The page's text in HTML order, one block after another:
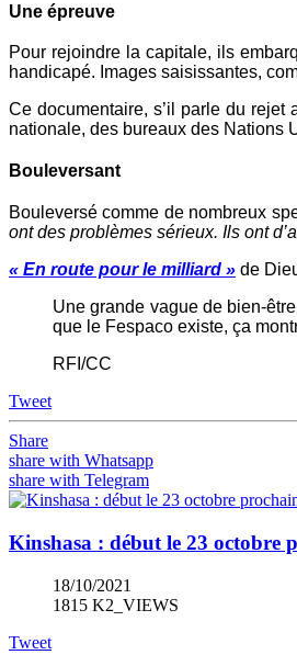
Une épreuve
Pour rejoindre la capitale, ils
handicapé. Images saisissantes,
Ce documentaire, s’il parle du
nationale, des bureaux des Nations
Bouleversant
Bouleversé comme de nombreux
ont des problèmes sérieux. Ils ont
« En route pour le milliard » de
Une grande vague de bien-
que le Fespaco existe, ça
RFI/CC
Tweet
Share
share with Whatsapp
share with Telegram
Kinshasa : début le 23 octobre
18/10/2021
1815 K2_VIEWS
Tweet